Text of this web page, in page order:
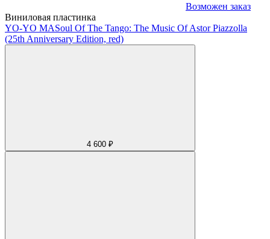
Возможен заказ
Виниловая пластинка
YO-YO MASoul Of The Tango: The Music Of Astor Piazzolla
(25th Anniversary Edition, red)
4 600 ₽